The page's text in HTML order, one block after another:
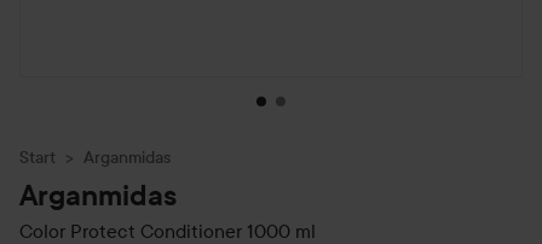
Start Arganmidas
Arganmidas
Color Protect Conditioner 1000 ml